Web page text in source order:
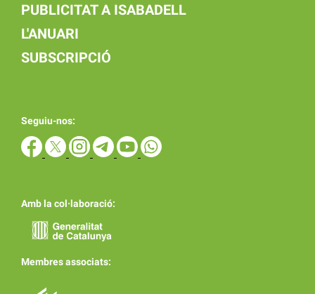
PUBLICITAT A ISABADELL
L'ANUARI
SUBSCRIPCIÓ
Seguiu-nos:
Amb la col·laboració:
Membres associats: